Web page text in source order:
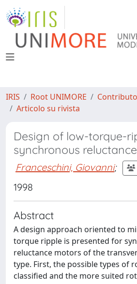
IRIS Root UNIMORE
Contributo
Articolo su rivista
Design of low-torque-
synchronous
Franceschini, Giovanni;
1998
Abstract
A design approach oriented to
torque ripple is presented for
reluctance motors of the
type. First, the possible types of
classified and the more suited